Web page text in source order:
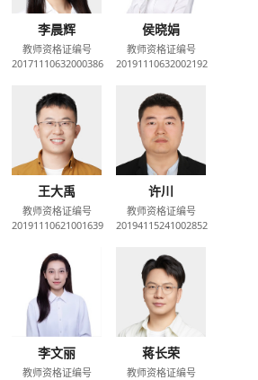
李晨辉
教师资格证编号
20171110632000386
侯晓娟
教师资格证编号
20191110632002192
王大禹
教师资格证编号
20191110621001639
许川
教师资格证编号
20194115241002852
李文丽
教师资格证编号
蒋长荣
教师资格证编号